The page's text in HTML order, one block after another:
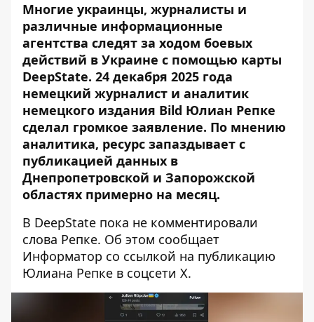
Многие украинцы, журналисты и
различные информационные
агентства следят за ходом боевых
действий в Украине с помощью карты
DeepState. 24 декабря 2025 года
немецкий журналист и аналитик
немецкого издания Bild Юлиан Репке
сделал громкое заявление. По мнению
аналитика, ресурс запаздывает с
публикацией данных в
Днепропетровской и Запорожской
областях примерно на месяц.
В DeepState пока не комментировали
слова Репке. Об этом сообщает
Информатор со ссылкой на публикацию
Юлиана Репке в соцсети X.